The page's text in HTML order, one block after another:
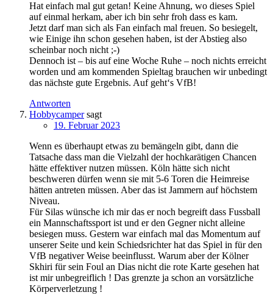
Hat einfach mal gut getan! Keine Ahnung, wo dieses Spiel
auf einmal herkam, aber ich bin sehr froh dass es kam.
Jetzt darf man sich als Fan einfach mal freuen. So besiegelt,
wie Einige ihn schon gesehen haben, ist der Abstieg also
scheinbar noch nicht ;-)
Dennoch ist – bis auf eine Woche Ruhe – noch nichts erreicht
worden und am kommenden Spieltag brauchen wir unbedingt
das nächste gute Ergebnis. Auf geht‘s VfB!
Antworten
Hobbycamper sagt
19. Februar 2023
Wenn es überhaupt etwas zu bemängeln gibt, dann die
Tatsache dass man die Vielzahl der hochkarätigen Chancen
hätte effektiver nutzen müssen. Köln hätte sich nicht
beschweren dürfen wenn sie mit 5-6 Toren die Heimreise
hätten antreten müssen. Aber das ist Jammern auf höchstem
Niveau.
Für Silas wünsche ich mir das er noch begreift dass Fussball
ein Mannschaftssport ist und er den Gegner nicht alleine
besiegen muss. Gestern war einfach mal das Momentum auf
unserer Seite und kein Schiedsrichter hat das Spiel in für den
VfB negativer Weise beeinflusst. Warum aber der Kölner
Skhiri für sein Foul an Dias nicht die rote Karte gesehen hat
ist mir unbegreiflich ! Das grenzte ja schon an vorsätzliche
Körperverletzung !